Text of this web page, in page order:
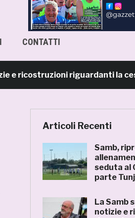
CONTATTI
riguardanti la cessione
Articoli Recenti
Samb,
seduta al
parte
La Samb
notizie e